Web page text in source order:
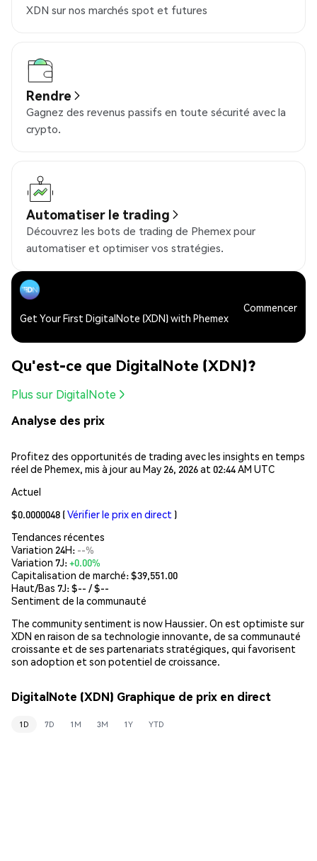
XDN sur nos marchés spot et futures
Rendre
Gagnez des revenus passifs en toute sécurité avec la
crypto.
Automatiser le trading
Découvrez les bots de trading de Phemex pour
automatiser et optimiser vos stratégies.
Get Your First DigitalNote (XDN) with Phemex
Commencer
Qu'est-ce que DigitalNote (XDN)?
Plus sur DigitalNote
Analyse des prix
Profitez des opportunités de trading avec les insights en temps
réel de Phemex, mis à jour au May 26, 2026 at 02:44 AM UTC
Actuel
$0.0000048 (Vérifier le prix en direct )
Tendances récentes
Variation 24H: --%
Variation 7J:+0.00%
Capitalisation de marché:$39,551.00
Haut/Bas 7J: $-- / $--
Sentiment de la communauté
The community sentiment is now Haussier. On est optimiste sur
XDN en raison de sa technologie innovante, de sa communauté
croissante et de ses partenariats stratégiques, qui favorisent
son adoption et son potentiel de croissance.
DigitalNote (XDN) Graphique de prix en direct
1D 7D 1M 3M 1Y YTD